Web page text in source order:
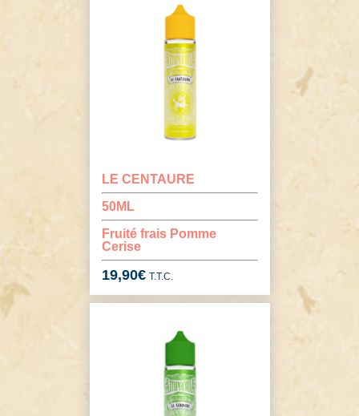
LE CENTAURE
50ML
Fruité frais Pomme
Cerise
19,90€ T.T.C.